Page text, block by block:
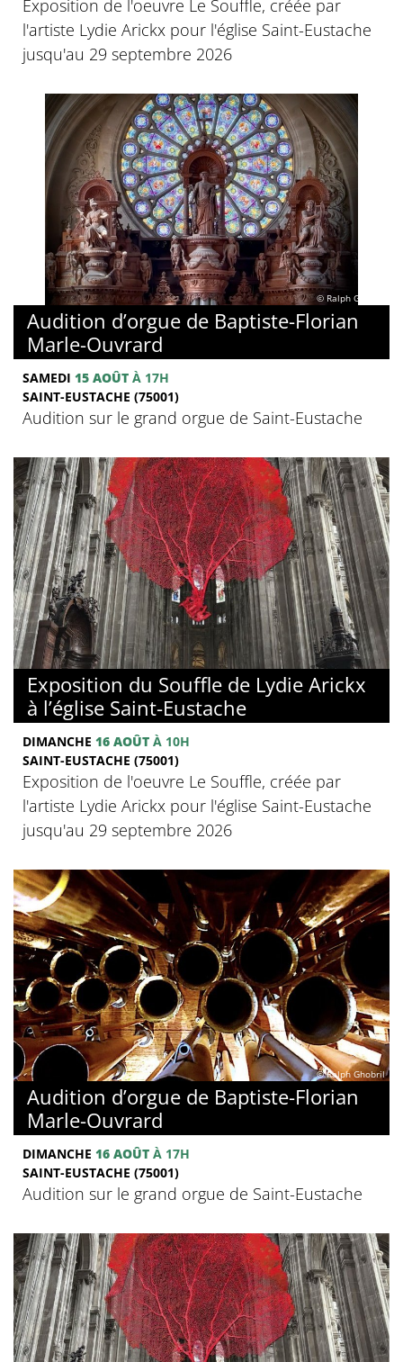
Exposition de l'oeuvre Le Souffle, créée par
l'artiste Lydie Arickx pour l'église Saint-Eustache
jusqu'au 29 septembre 2026
© Ralph Ghobril
Audition d’orgue de Baptiste-Florian
Marle-Ouvrard
SAMEDI 15 AOÛT À 17H
SAINT-EUSTACHE (75001)
Audition sur le grand orgue de Saint-Eustache
Exposition du Souffle de Lydie Arickx
à l’église Saint-Eustache
DIMANCHE 16 AOÛT À 10H
SAINT-EUSTACHE (75001)
Exposition de l'oeuvre Le Souffle, créée par
l'artiste Lydie Arickx pour l'église Saint-Eustache
jusqu'au 29 septembre 2026
© Ralph Ghobril
Audition d’orgue de Baptiste-Florian
Marle-Ouvrard
DIMANCHE 16 AOÛT À 17H
SAINT-EUSTACHE (75001)
Audition sur le grand orgue de Saint-Eustache